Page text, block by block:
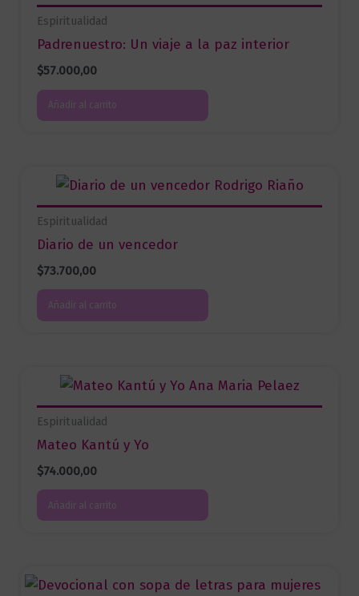
Espiritualidad
Padrenuestro: Un viaje a la paz interior
$57.000,00
Añadir al carrito
Espiritualidad
Diario de un vencedor
$73.700,00
Añadir al carrito
Espiritualidad
Mateo Kantú y Yo
$74.000,00
Añadir al carrito